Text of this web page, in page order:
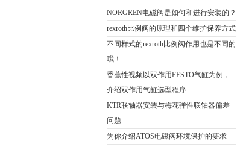
NORGREN电磁阀是如何和进行安装的？
rexroth比例阀的原理和四个维护保养方式
不同样式的rexroth比例阀作用也是不同的
哦！
香蕉性视频以双作用FESTO气缸为例，
介绍双作用气缸选型程序
KTR联轴器安装与梅花弹性联轴器偏差
问题
为你介绍ATOS电磁阀环境保护的要求